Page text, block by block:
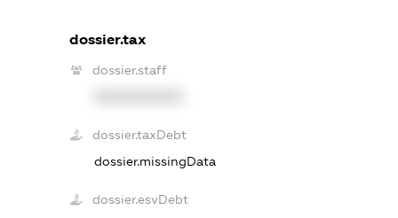
dossier.tax
dossier.staff
dossier.taxDebt
dossier.missingData
dossier.esvDebt